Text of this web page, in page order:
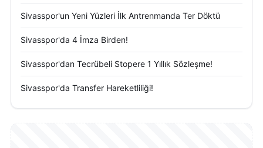
Sivasspor'un Yeni Yüzleri İlk Antrenmanda Ter Döktü
Sivasspor'da 4 İmza Birden!
Sivasspor'dan Tecrübeli Stopere 1 Yıllık Sözleşme!
Sivasspor'da Transfer Hareketliliği!